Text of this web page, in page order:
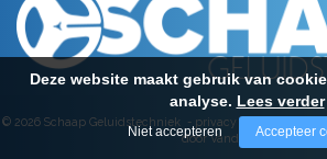
© 2026 Schaap Geluidstechniek - privacy - algemene
door Vanderperk Groep
Deze website maakt gebruik van
analyse. Lees verder
Niet accepteren Accepteer